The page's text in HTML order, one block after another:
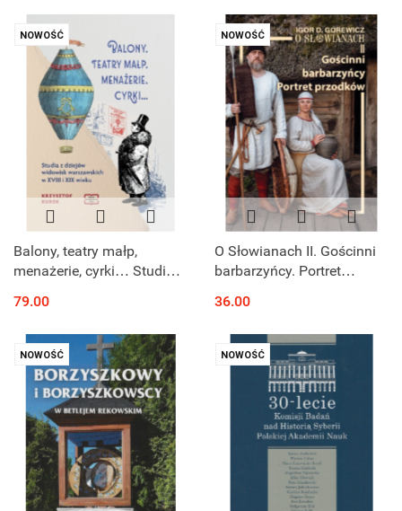
Urząd do spraw ...
NOWOŚĆ
Balony, teatry małp,
menażerie, cyrki… Studia z
warszawskich w XVIII i XIX
wieku
79.00
NOWOŚĆ
O Słowianach II. Gościnni
barbarzyńcy. Portret
36.00
NOWOŚĆ NOWOŚĆ